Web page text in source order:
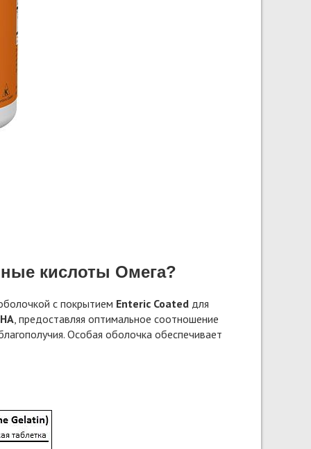
кислоты Омега?
с покрытием Enteric Coatedдля
, предоставляя оптимальное соотношение
Особая оболочка обеспечивает